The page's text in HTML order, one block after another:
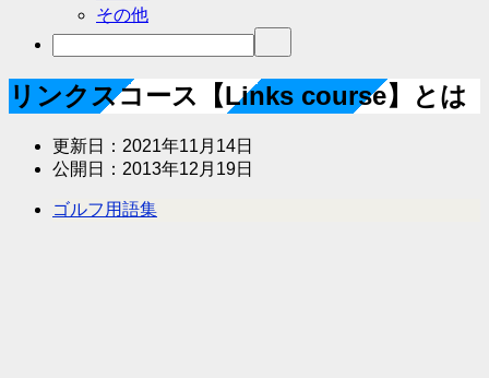
その他
リンクスコース【Links course】とは
更新日： 2021年11月14日
公開日： 2013年12月19日
ゴルフ用語集